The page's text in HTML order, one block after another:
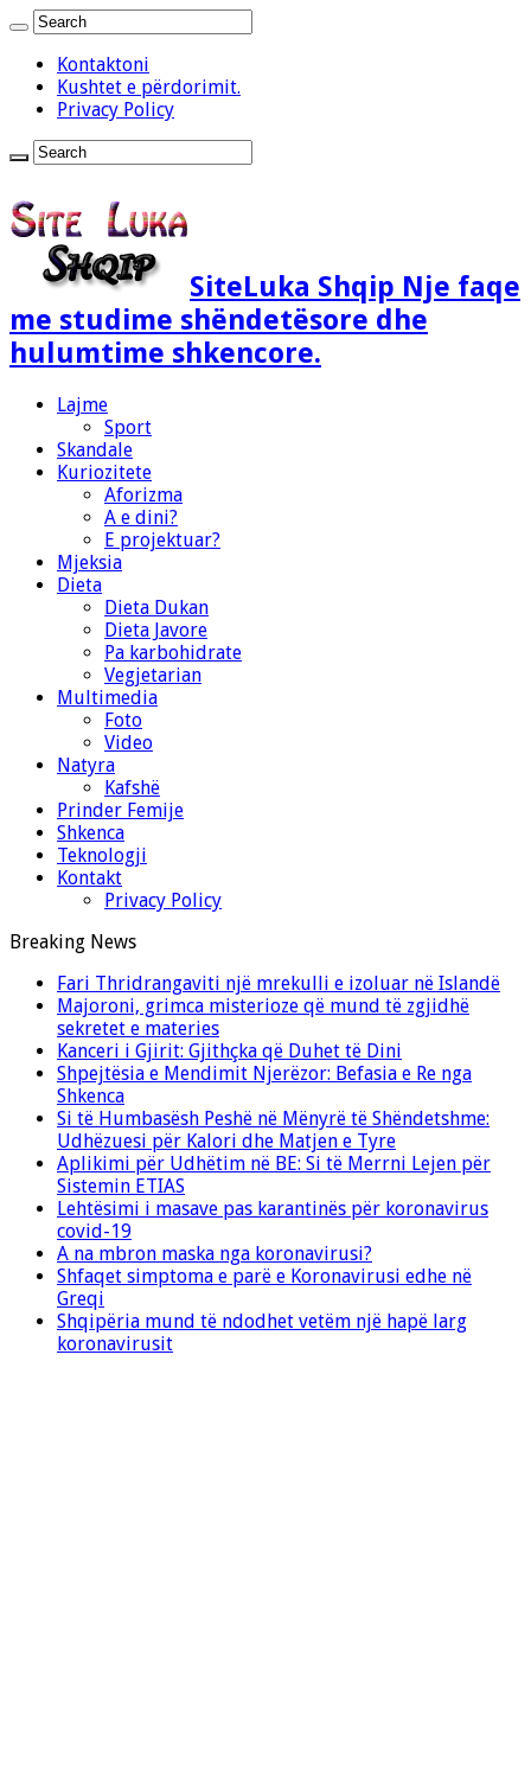
Kontaktoni
Kushtet e përdorimit.
Privacy Policy
SiteLuka Shqip Nje faqe
me studime shëndetësore dhe
hulumtime shkencore.
Lajme
Sport
Skandale
Kuriozitete
Aforizma
A e dini?
E projektuar?
Mjeksia
Dieta
Dieta Dukan
Dieta Javore
Pa karbohidrate
Vegjetarian
Multimedia
Foto
Video
Natyra
Kafshë
Prinder Femije
Shkenca
Teknologji
Kontakt
Privacy Policy
Breaking News
Fari Thridrangaviti një mrekulli e izoluar në Islandë
Majoroni, grimca misterioze që mund të zgjidhë
sekretet e materies
Kanceri i Gjirit: Gjithçka që Duhet të Dini
Shpejtësia e Mendimit Njerëzor: Befasia e Re nga
Shkenca
Si të Humbasësh Peshë në Mënyrë të Shëndetshme:
Udhëzuesi për Kalori dhe Matjen e Tyre
Aplikimi për Udhëtim në BE: Si të Merrni Lejen për
Sistemin ETIAS
Lehtësimi i masave pas karantinës për koronavirus
covid-19
A na mbron maska nga koronavirusi?
Shfaqet simptoma e parë e Koronavirusi edhe në
Greqi
Shqipëria mund të ndodhet vetëm një hapë larg
koronavirusit